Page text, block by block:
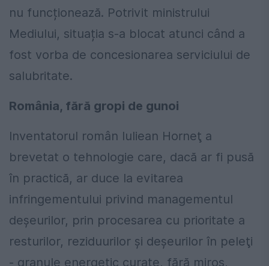
nu funcționează. Potrivit ministrului
Mediului, situația s-a blocat atunci când a
fost vorba de concesionarea serviciului de
salubritate.
România, fără gropi de gunoi
Inventatorul român Iuliean Horneţ a
brevetat o tehnologie care, dacă ar fi pusă
în practică, ar duce la evitarea
infringementului privind managementul
deşeurilor, prin procesarea cu prioritate a
resturilor, reziduurilor şi deşeurilor în peleţi
- granule energetic curate, fără miros,